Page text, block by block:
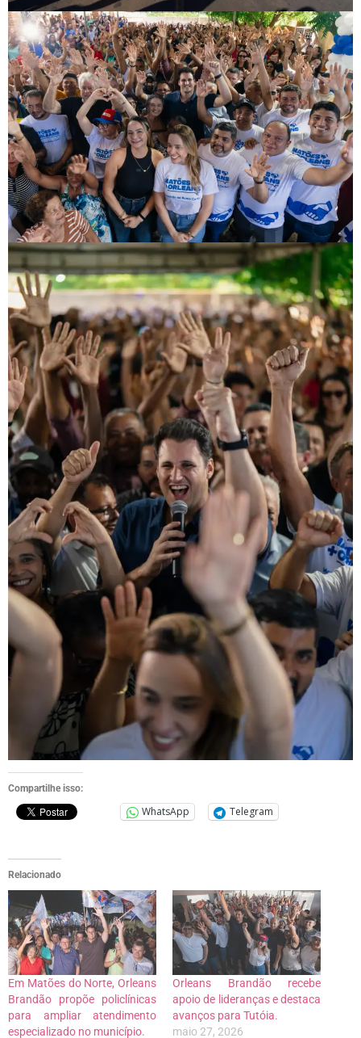
Compartilhe isso:
WhatsApp Telegram
Relacionado
Em Matões do Norte, Orleans
Brandão propõe policlínicas
para ampliar atendimento
especializado no município.
Orleans Brandão recebe
apoio de lideranças e destaca
avanços para Tutóia.
maio 27, 2026